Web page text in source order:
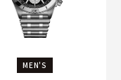
MEN'S